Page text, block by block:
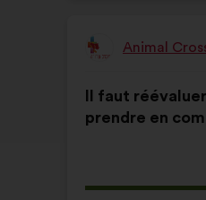
Voorstel
Animal
van
het
Il faut
prendre en
de
volgende